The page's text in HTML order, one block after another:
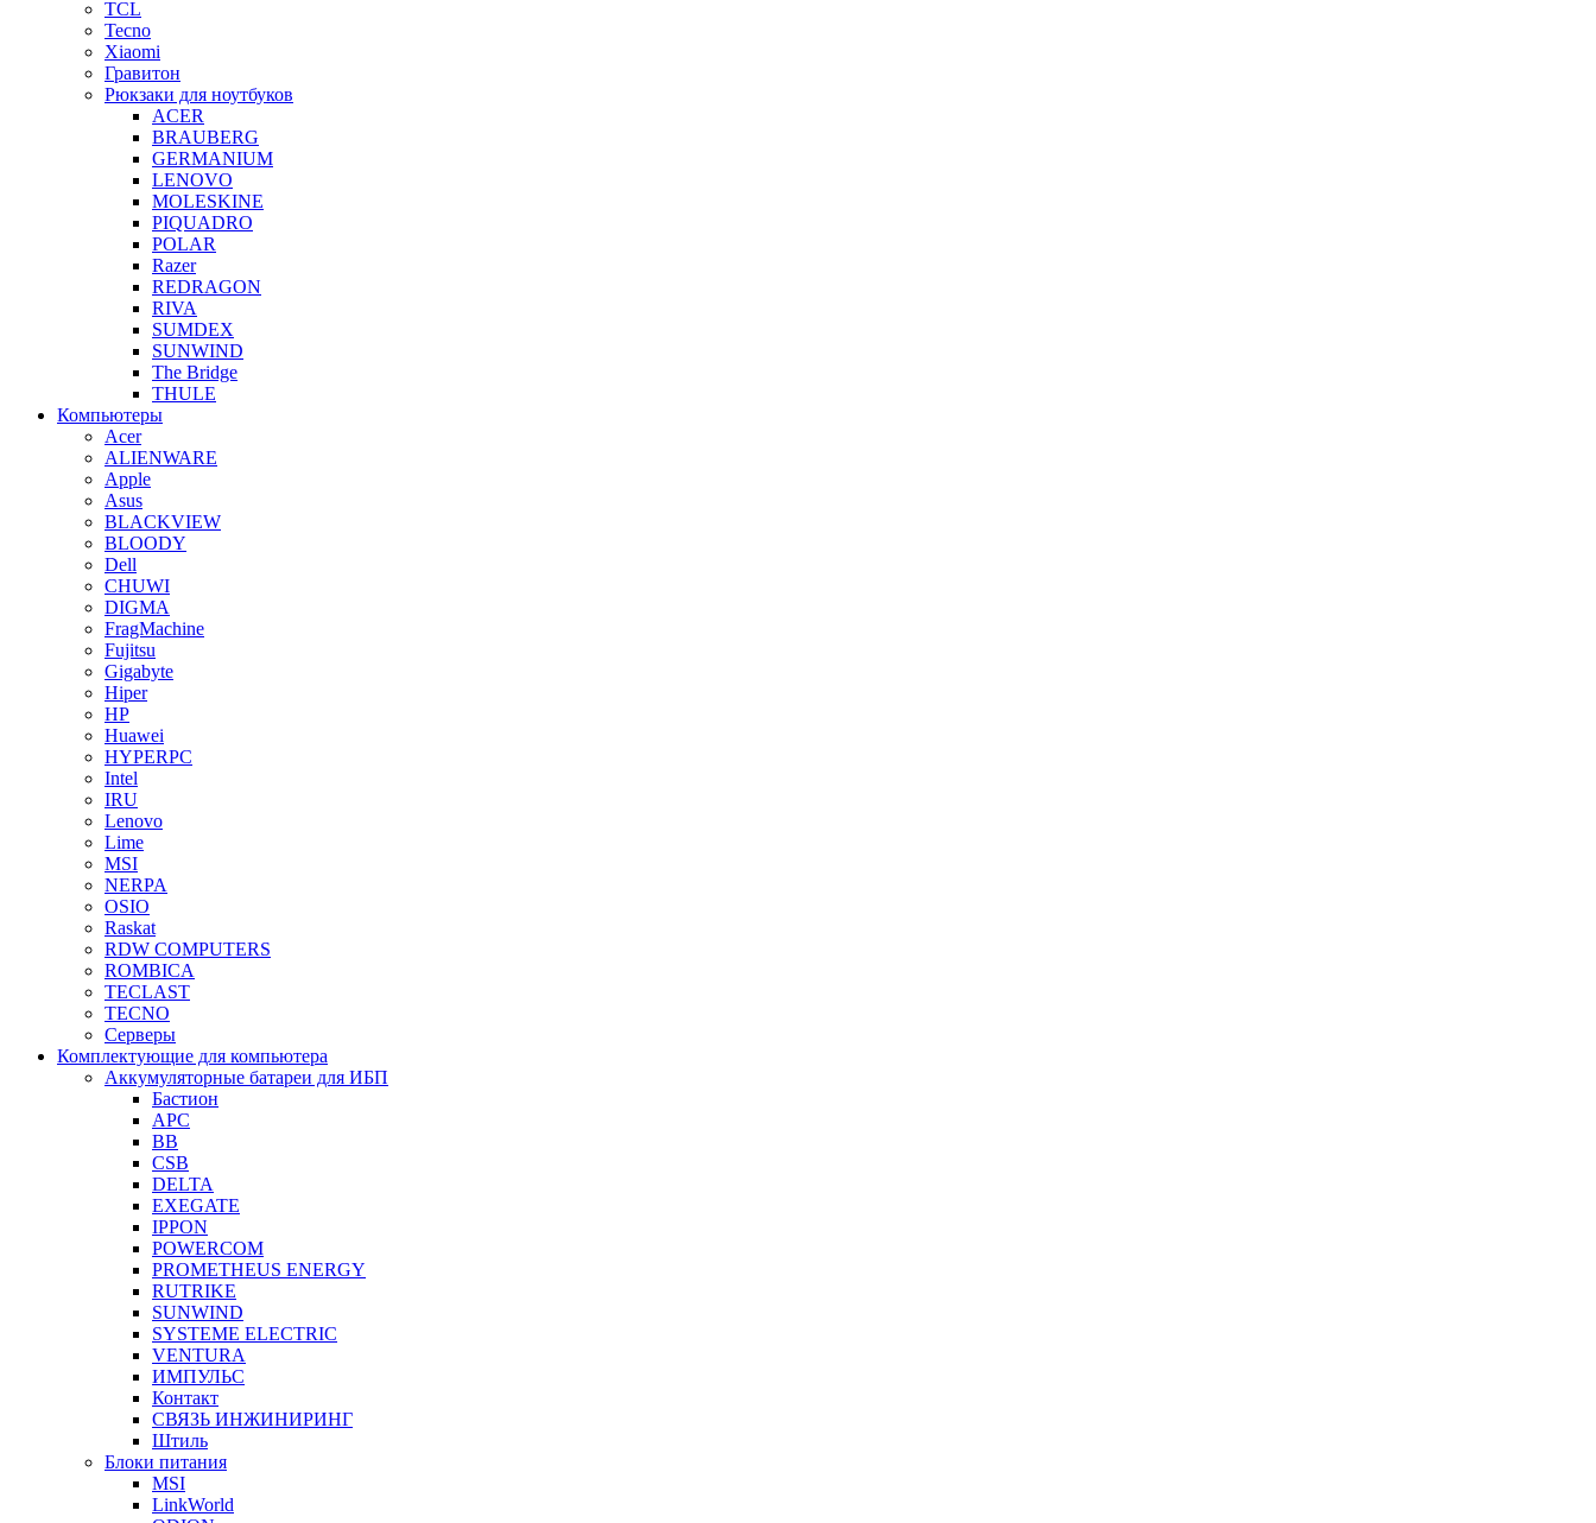
TCL
Tecno
Xiaomi
Гравитон
Рюкзаки для ноутбуков
ACER
BRAUBERG
GERMANIUM
LENOVO
MOLESKINE
PIQUADRO
POLAR
Razer
REDRAGON
RIVA
SUMDEX
SUNWIND
The Bridge
THULE
Компьютеры
Acer
ALIENWARE
Apple
Asus
BLACKVIEW
BLOODY
Dell
CHUWI
DIGMA
FragMachine
Fujitsu
Gigabyte
Hiper
HP
Huawei
HYPERPC
Intel
IRU
Lenovo
Lime
MSI
NERPA
OSIO
Raskat
RDW COMPUTERS
ROMBICA
TECLAST
TECNO
Серверы
Комплектующие для компьютера
Аккумуляторные батареи для ИБП
Бастион
APC
BB
CSB
DELTA
EXEGATE
IPPON
POWERCOM
PROMETHEUS ENERGY
RUTRIKE
SUNWIND
SYSTEME ELECTRIC
VENTURA
ИМПУЛЬС
Контакт
СВЯЗЬ ИНЖИНИРИНГ
Штиль
Блоки питания
MSI
LinkWorld